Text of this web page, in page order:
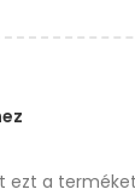
ezt a